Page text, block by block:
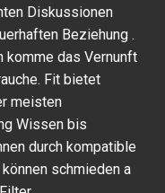
Diskussionen
Beziehung .
komme das Vernunft
Fit bietet
meisten
Wissen bis
durch kompatible
schmieden a